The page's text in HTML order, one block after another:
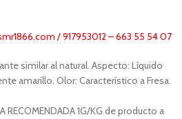
/ 917953012 – 663 55 54 07
similar al natural. Aspecto: Líquido
amarillo. Olor: Característico a Fresa.
RECOMENDADA 1G/KG de producto a